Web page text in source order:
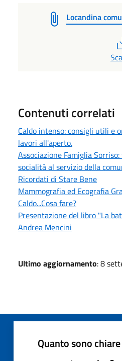
Locandina
Contenuti correlati
Caldo intenso: consigli utili e
lavori all'aperto.
Associazione Famiglia
socialità al servizio della
Ricordati di Stare Bene
Mammografia ed Ecografia
Caldo...Cosa fare?
Presentazione del libro "La
Andrea Mencini
Ultimo aggiornamento: 8
Quanto sono